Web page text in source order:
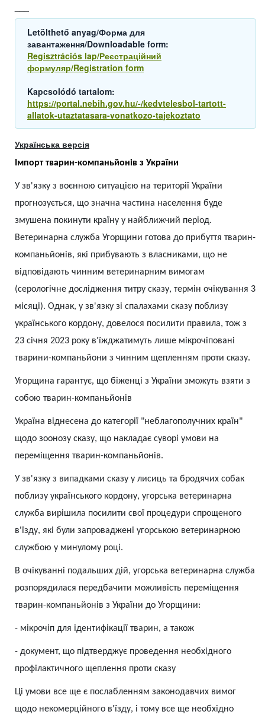
Letölthető anyag/Форма для
завантаження/Downloadable form:
Regisztrációs lap/Реєстраційний
формуляр/Registration form
Kapcsolódó tartalom:
https://portal.nebih.gov.hu/-/kedvtelesbol-tartott-
allatok-utaztatasara-vonatkozo-tajekoztato
Українська версія
Імпорт тварин-компаньйонів з України
У зв'язку з воєнною ситуацією на території України
прогнозується, що значна частина населення буде
змушена покинути країну у найближчий період.
Ветеринарна служба Угорщини готова до прибуття тварин-
компаньйонів, які прибувають з власниками, що не
відповідають чинним ветеринарним вимогам
(серологічне дослідження титру сказу, термін очікування 3
місяці). Однак, у зв'язку зі спалахами сказу поблизу
українського кордону, довелося посилити правила, тож з
23 січня 2023 року в'їжджатимуть лише мікрочіповані
тварини-компаньйони з чинним щепленням проти сказу.
Угорщина гарантує, що біженці з України зможуть взяти з
собою тварин-компаньйонів
Україна віднесена до категорії "неблагополучних країн"
щодо зоонозу сказу, що накладає суворі умови на
переміщення тварин-компаньйонів.
У зв'язку з випадками сказу у лисиць та бродячих собак
поблизу українського кордону, угорська ветеринарна
служба вирішила посилити свої процедури спрощеного
в'їзду, які були запроваджені угорською ветеринарною
службою у минулому році.
В очікуванні подальших дій, угорська ветеринарна служба
розпорядилася передбачити можливість переміщення
тварин-компаньйонів з України до Угорщини:
- мікрочіп для ідентифікації тварин, а також
- документ, що підтверджує проведення необхідного
профілактичного щеплення проти сказу
Ці умови все ще є послабленням законодавчих вимог
щодо некомерційного в'їзду, і тому все ще необхідно